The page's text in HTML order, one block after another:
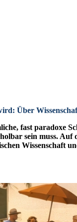
Über
fast paradoxe
sein muss.
Wissenschaft